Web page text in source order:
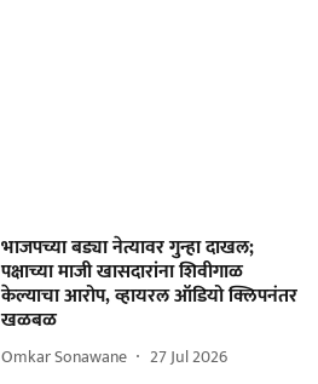
भाजपच्या बड्या नेत्यावर गुन्हा दाखल;
पक्षाच्या माजी खासदारांना शिवीगाळ
केल्याचा आरोप, व्हायरल ऑडियो क्लिपनंतर
खळबळ
Omkar Sonawane 27 Jul 2026